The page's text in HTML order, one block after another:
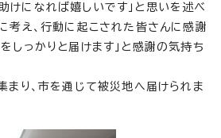
けになれば嬉しいです」と思いを述べ
考え、行動に起こされた皆さんに感謝
しっかりと届けます」と感謝の気持ち
り、市を通じて被災地へ届けられま